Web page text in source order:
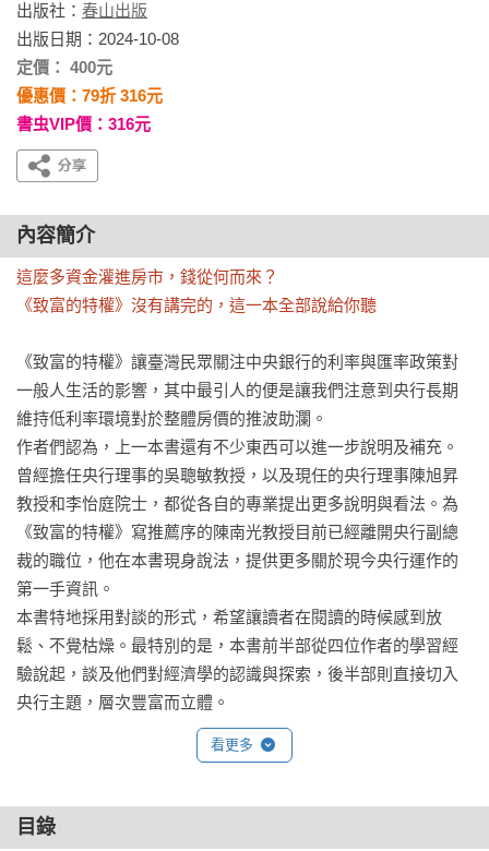
出版社： 春山出版
出版日期：2024-10-08
定價： 400元
優惠價：79折 316元
書虫VIP價：316元
內容簡介
這麼多資金灌進房市，錢從何而來？
《致富的特權》沒有講完的，這一本全部說給你聽
《致富的特權》讓臺灣民眾關注中央銀行的利率與匯率政策對
一般人生活的影響，其中最引人的便是讓我們注意到央行長期
維持低利率環境對於整體房價的推波助瀾。
作者們認為，上一本書還有不少東西可以進一步說明及補充。
曾經擔任央行理事的吳聰敏教授，以及現任的央行理事陳旭昇
教授和李怡庭院士，都從各自的專業提出更多說明與看法。為
《致富的特權》寫推薦序的陳南光教授目前已經離開央行副總
裁的職位，他在本書現身說法，提供更多關於現今央行運作的
第一手資訊。
本書特地採用對談的形式，希望讓讀者在閱讀的時候感到放
鬆、不覺枯燥。最特別的是，本書前半部從四位作者的學習經
驗說起，談及他們對經濟學的認識與探索，後半部則直接切入
央行主題，層次豐富而立體。
看更多
目錄